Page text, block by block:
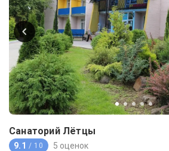
Санаторий Лётцы
9.1 / 10 5 оценок